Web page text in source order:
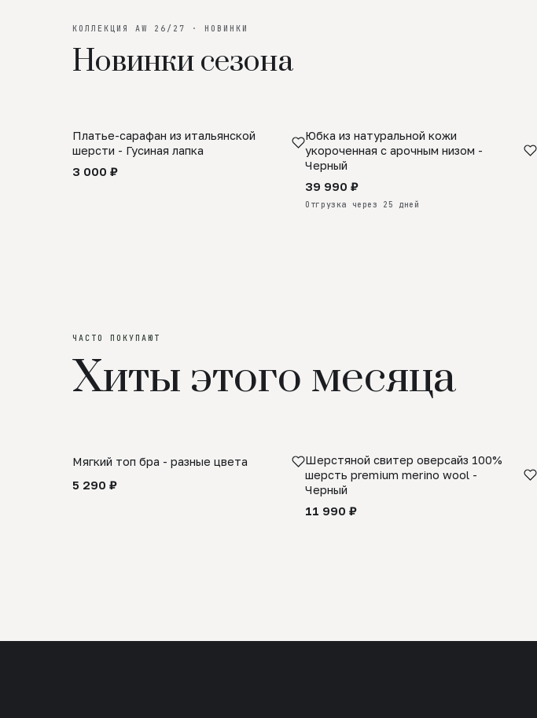
КОЛЛЕКЦИЯ AW 26/27 · НОВИНКИ
Новинки сезона
SALE
Платье-сарафан из итальянской
шерсти - Гусиная лапка
3 000 ₽
ПРЕДЗАКАЗ
Юбка из натуральной кожи
укороченная с арочным низом -
Черный
39 990 ₽
Отгрузка через 25 дней
ЧАСТО ПОКУПАЮТ
Хиты этого месяца
Мягкий топ бра - разные цвета
5 290 ₽
Шерстяной свитер оверсайз 100%
шерсть premium merino wool -
Черный
11 990 ₽